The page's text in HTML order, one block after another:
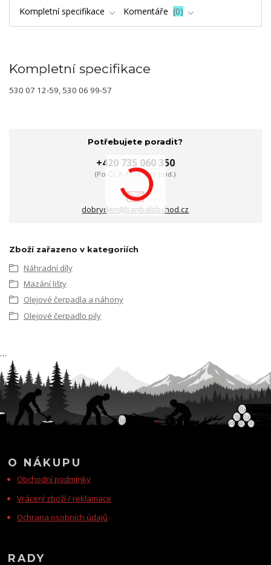
Kompletní specifikace Komentáře 0
Kompletní specifikace
530 07 12-59, 530 06 99-57
Potřebujete poradit?
+420 735 060 350
(Po-Čt, 8-11, 13-15 hod.)
dobryden@baribalobchod.cz
Zboží zařazeno v kategoriích
Náhradní díly
Mazání lišty
Olejové čerpadla a náhony
Olejové čerpadlo pily
O NÁKUPU
Obchodní podmínky
Vrácení zboží / reklamace
Ochrana osobních údajů
RADY
…